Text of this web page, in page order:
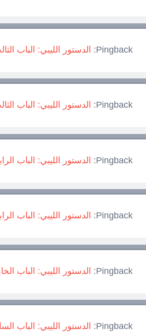
Pingback: الدستور الليبي: الباب الثالث
Pingback: الدستور الليبي: الباب الثالث
Pingback: الدستور الليبي: الباب
Pingback: الدستور الليبي: الباب
Pingback: الدستور الليبي: الباب
Pingback: الدستور الليبي: الباب